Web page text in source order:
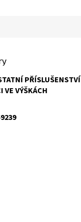
PŘÍSLUŠENSTVÍ
VE VÝŠKÁCH